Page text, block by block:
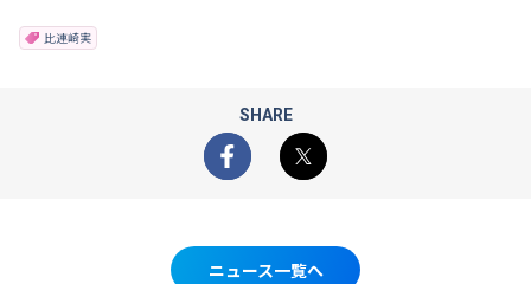
比連崎実
SHARE
Facebook
X
ニュース一覧へ